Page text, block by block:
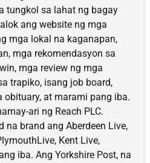
tungkol sa lahat ng bagay
ang website ng mga
mga lokal na kaganapan,
mga rekomendasyon sa
mga review ng mga
trapiko, isang job board,
obituary, at marami pang iba.
ari ng Reach PLC.
na brand ang Aberdeen Live,
Kent Live,
iba. Ang Yorkshire Post, na